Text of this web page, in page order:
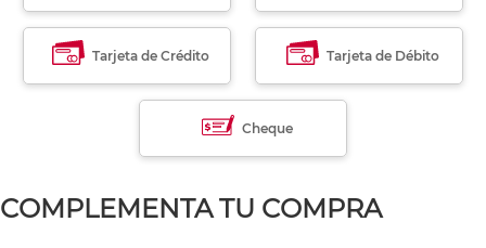
Tarjeta de Crédito Tarjeta de Débito
Cheque
COMPLEMENTA TU COMPRA